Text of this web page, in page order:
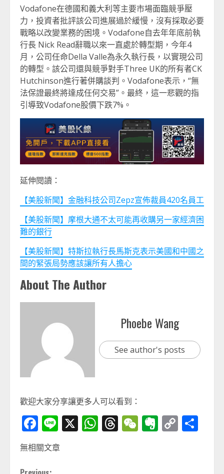
Vodafone在德國和義大利等主要市場面臨競爭壓
力，投資者批評該公司進展過於緩慢，沒有採取必要
戰略以改變業務的困境。Vodafone自去年年底前執
行長 Nick Read辭職以來一直處於轉型期，今年4
月，公司任命Della Valle為永久執行長，以實現公司
的轉型。該公司還與競爭對手Three UK的所有者CK
Hutchinson進行著併購談判。Vodafone表示，“無
法保證最終將達成任何交易”。最終，這一悲觀的指
引導致Vodafone股價下跌7%。
延伸閱讀：
【美股新聞】金融科技公司Zepz宣佈裁員420名員工
【美股新聞】摩根大通不太可能再收購另一家經濟困
難的銀行
【美股新聞】特斯拉執行長馬斯克表示美國和中國之
間的緊張局勢應該讓所有人擔心
About The Author
Phoebe Wang
See author's posts
歡迎大家分享讓更多人可以看到：
Facebook
Line
X WhatsApp
Threads
WeChat
Evernote
Copy
無相關文章